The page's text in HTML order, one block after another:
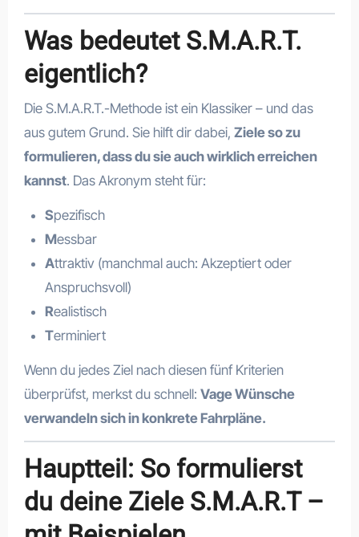
Was bedeutet S.M.A.R.T.
eigentlich?
Die S.M.A.R.T.-Methode ist ein Klassiker – und das
aus gutem Grund. Sie hilft dir dabei, Ziele so zu
formulieren, dass du sie auch wirklich erreichen
kannst. Das Akronym steht für:
Spezifisch
Messbar
Attraktiv (manchmal auch: Akzeptiert oder
Anspruchsvoll)
Realistisch
Terminiert
Wenn du jedes Ziel nach diesen fünf Kriterien
überprüfst, merkst du schnell: Vage Wünsche
verwandeln sich in konkrete Fahrpläne.
Hauptteil: So formulierst
du deine Ziele S.M.A.R.T –